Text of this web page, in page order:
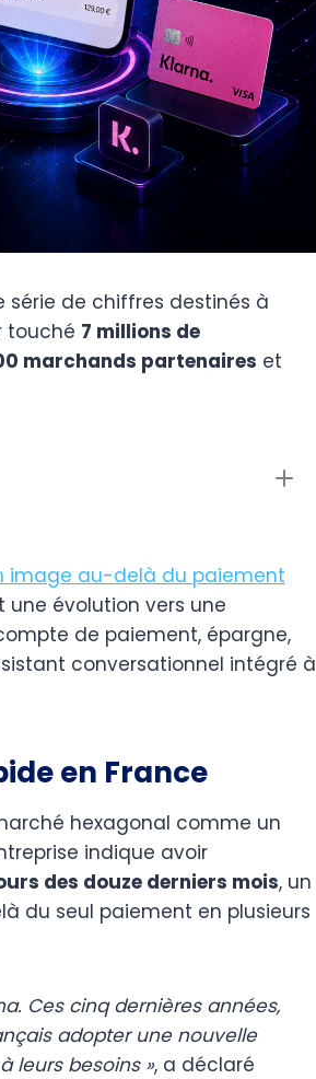
série de chiffres destinés à
touché 7 millions de
marchands partenaires et
image au-delà du paiement
évolution vers une
de paiement, épargne,
conversationnel intégré à
en France
hexagonal comme un
indique avoir
des douze derniers mois, un
du seul paiement en plusieurs
Ces cinq dernières années,
adopter une nouvelle
leurs besoins », a déclaré